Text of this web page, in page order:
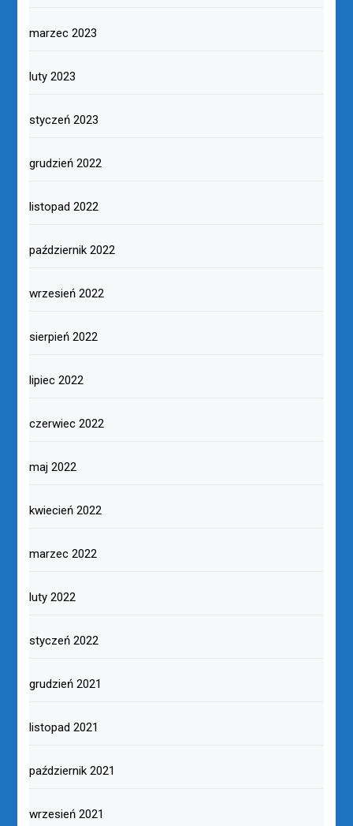
marzec 2023
luty 2023
styczeń 2023
grudzień 2022
listopad 2022
październik 2022
wrzesień 2022
sierpień 2022
lipiec 2022
czerwiec 2022
maj 2022
kwiecień 2022
marzec 2022
luty 2022
styczeń 2022
grudzień 2021
listopad 2021
październik 2021
wrzesień 2021